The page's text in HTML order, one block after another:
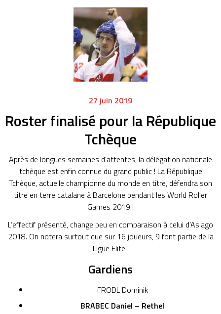
27 juin 2019
Roster finalisé pour la République
Tchèque
Après de longues semaines d’attentes, la délégation nationale
tchèque est enfin connue du grand public ! La République
Tchèque, actuelle championne du monde en titre, défendra son
titre en terre catalane à Barcelone pendant les World Roller
Games 2019 !
L’effectif présenté, change peu en comparaison à celui d’Asiago
2018. On notera surtout que sur 16 joueurs, 9 font partie de la
Ligue Elite !
Gardiens
FRODL Dominik
BRABEC Daniel – Rethel